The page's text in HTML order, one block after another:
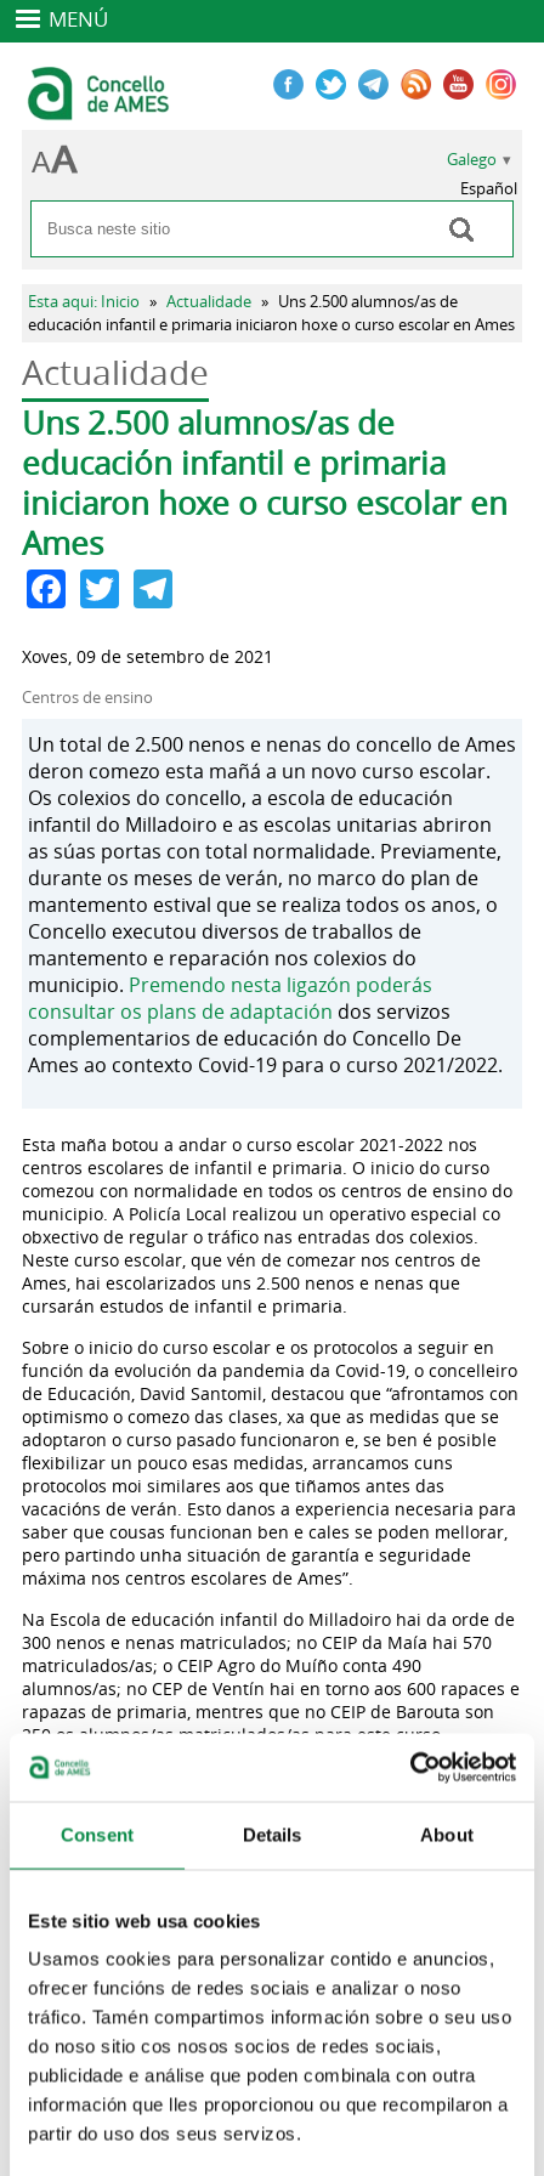
Consent Details About
Este sitio web usa cookies
Usamos cookies para personalizar contido e anuncios,
ofrecer funcións de redes sociais e analizar o noso
tráfico. Tamén compartimos información sobre o seu uso
do noso sitio cos nosos socios de redes sociais,
publicidade e análise que poden combinala con outra
información que lles proporcionou ou que recompilaron a
partir do uso dos seus servizos.
MENÚ
Formulario de busca
Buscar
Galego
Español
Vostede está aquí
Esta aqui: Inicio » Actualidade » Uns 2.500 alumnos/as de
educación infantil e primaria iniciaron hoxe o curso escolar en Ames
Actualidade
Pestanas principais
Uns 2.500 alumnos/as de
educación infantil e primaria
iniciaron hoxe o curso escolar en
Ames
Facebook
TwitterTelegram
Xoves, 09 de setembro de 2021
Centros de ensino
Un total de 2.500 nenos e nenas do concello de Ames
deron comezo esta mañá a un novo curso escolar.
Os colexios do concello, a escola de educación
infantil do Milladoiro e as escolas unitarias abriron
as súas portas con total normalidade. Previamente,
durante os meses de verán, no marco do plan de
mantemento estival que se realiza todos os anos, o
Concello executou diversos de traballos de
mantemento e reparación nos colexios do
municipio. Premendo nesta ligazón poderás
consultar os plans de adaptación dos servizos
complementarios de educación do Concello De
Ames ao contexto Covid-19 para o curso 2021/2022.
Esta maña botou a andar o curso escolar 2021-2022 nos
centros escolares de infantil e primaria. O inicio do curso
comezou con normalidade en todos os centros de ensino do
municipio. A Policía Local realizou un operativo especial co
obxectivo de regular o tráfico nas entradas dos colexios.
Neste curso escolar, que vén de comezar nos centros de
Ames, hai escolarizados uns 2.500 nenos e nenas que
cursarán estudos de infantil e primaria.
Sobre o inicio do curso escolar e os protocolos a seguir en
función da evolución da pandemia da Covid-19, o concelleiro
de Educación, David Santomil, destacou que “afrontamos con
optimismo o comezo das clases, xa que as medidas que se
adoptaron o curso pasado funcionaron e, se ben é posible
flexibilizar un pouco esas medidas, arrancamos cuns
protocolos moi similares aos que tiñamos antes das
vacacións de verán. Esto danos a experiencia necesaria para
saber que cousas funcionan ben e cales se poden mellorar,
pero partindo unha situación de garantía e seguridade
máxima nos centros escolares de Ames”.
Na Escola de educación infantil do Milladoiro hai da orde de
300 nenos e nenas matriculados; no CEIP da Maía hai 570
matriculados/as; o CEIP Agro do Muíño conta 490
alumnos/as; no CEP de Ventín hai en torno aos 600 rapaces e
rapazas de primaria, mentres que no CEIP de Barouta son
250 os alumnos/as matriculados/as para este curso.
As clases tamén deron comezo nas escolas unitarias. A
da Igrexa, en Ortoño, acolleu na mañá de hoxe a 17
cativos/as. Por último, no colexio Alca esta mañá comezaron
as clases sobre 200 alumnos/as.
Novo comedor no CEIP A Maía
Unha das principais novidades que deixa o inicio do novo
curso escolar e a posta en funcionamento do novo comedor
do CEIP da Maía. O edificio destaca pola súa luminosidade e
colorido exterior. Trátase dun edificio plenamente integrado
na área exterior do centro escolar que se atopa onde estaba
o antigo comedor deste colexio. O novo comedor dispón
dunha capacidade de 230 prazas, acadando as 460 prazas
en dúas quendas.
Este novo comedor enmárcase dentro da Rede municipal de